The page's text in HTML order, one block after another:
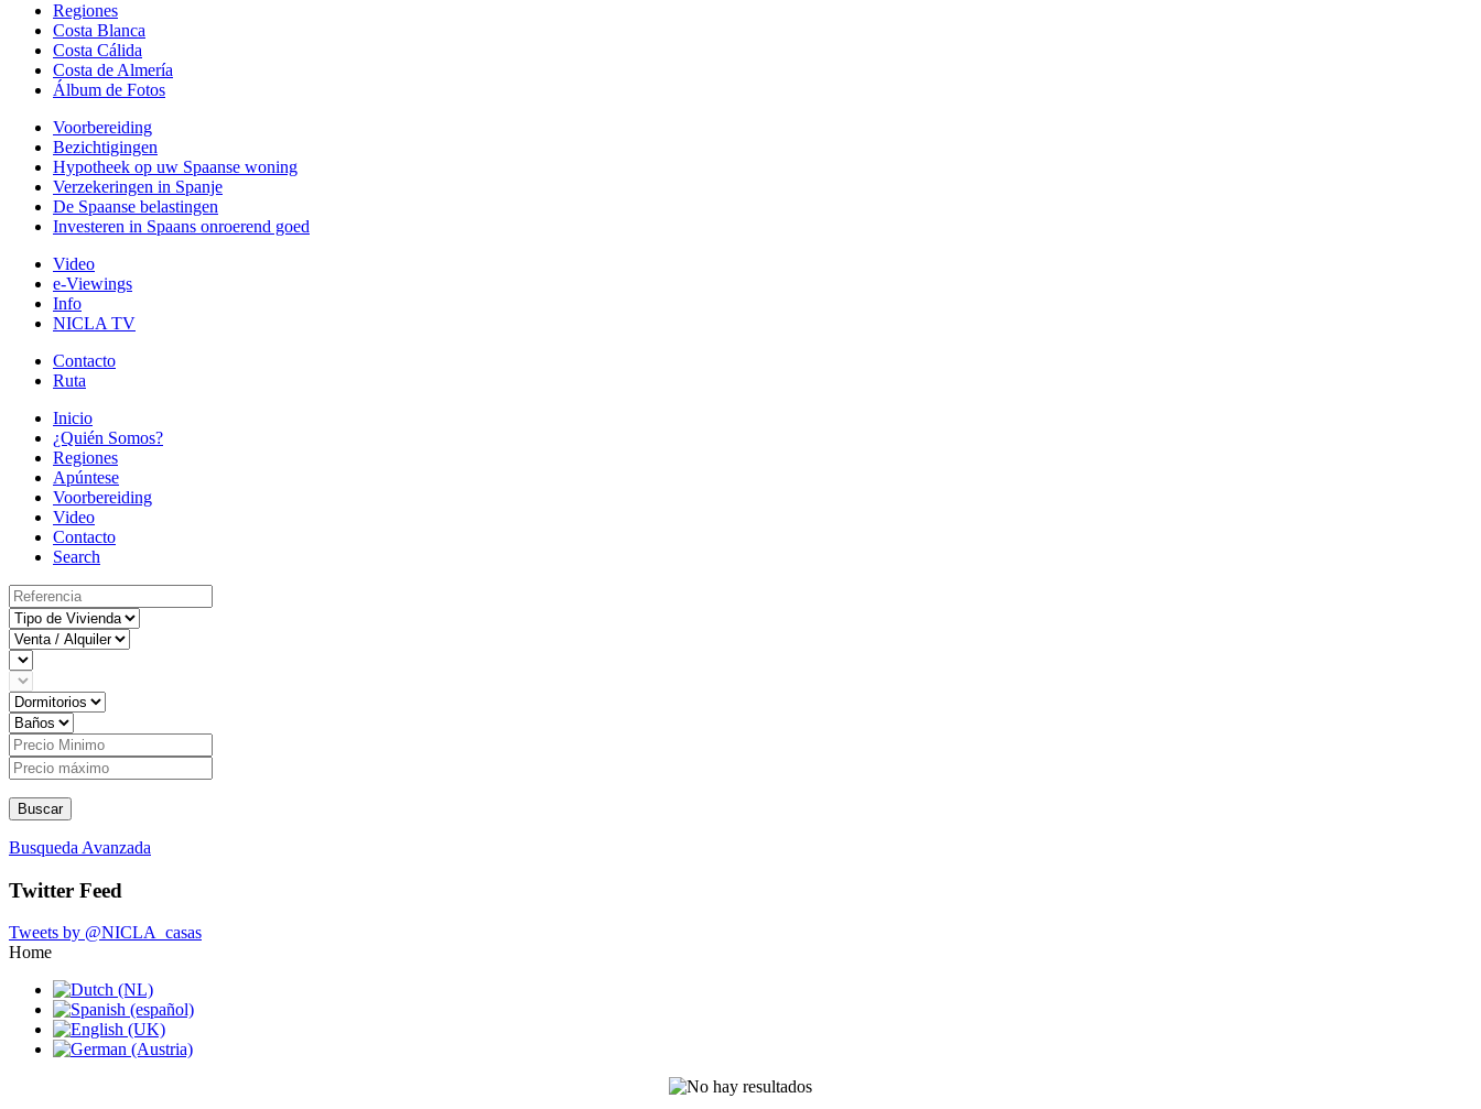
Regiones
Costa Blanca
Costa Cálida
Costa de Almería
Álbum de Fotos
Voorbereiding
Bezichtigingen
Hypotheek op uw Spaanse woning
Verzekeringen in Spanje
De Spaanse belastingen
Investeren in Spaans onroerend goed
Video
e-Viewings
Info
NICLA TV
Contacto
Ruta
Inicio
¿Quién Somos?
Regiones
Apúntese
Voorbereiding
Video
Contacto
Search
Buscar
Busqueda Avanzada
Twitter Feed
Tweets by @NICLA_casas
Home